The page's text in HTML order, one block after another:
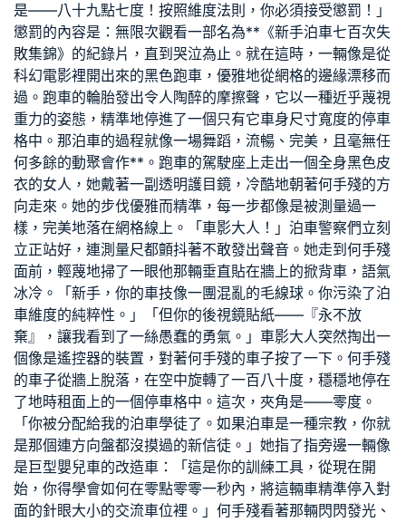
是——八十九點七度！按照維度法則，你必須接受懲罰！」
懲罰的內容是：無限次觀看一部名為**《新手泊車七百次失
敗集錦》的紀錄片，直到哭泣為止。就在這時，一輛像是從
科幻電影裡開出來的黑色跑車，優雅地從網格的邊緣漂移而
過。跑車的輪胎發出令人陶醉的摩擦聲，它以一種近乎蔑視
重力的姿態，精準地停進了一個只有它車身尺寸寬度的停車
格中。那泊車的過程就像一場舞蹈，流暢、完美，且毫無任
何多餘的動聚會作**。跑車的駕駛座上走出一個全身黑色皮
衣的女人，她戴著一副透明護目鏡，冷酷地朝著何手殘的方
向走來。她的步伐優雅而精準，每一步都像是被測量過一
樣，完美地落在網格線上。「車影大人！」泊車警察們立刻
立正站好，連測量尺都顫抖著不敢發出聲音。她走到何手殘
面前，輕蔑地掃了一眼他那輛垂直貼在牆上的掀背車，語氣
冰冷。「新手，你的車技像一團混亂的毛線球。你污染了泊
車維度的純粹性。」「但你的後視鏡貼紙——『永不放
棄』，讓我看到了一絲愚蠢的勇氣。」車影大人突然掏出一
個像是遙控器的裝置，對著何手殘的車子按了一下。何手殘
的車子從牆上脫落，在空中旋轉了一百八十度，穩穩地停在
了地時租 面上的一個停車格中。這次，夾角是——零度。
「你被分配給我的泊車學徒了。如果泊車是一種宗教，你就
是那個連方向盤都沒摸過的新信徒。」她指了指旁邊一輛像
是巨型嬰兒車的改造車：「這是你的訓練工具，從現在開
始，你得學會如何在零點零零一秒內，將這輛車精準停入對
面的針眼大小的交流車位裡。」何手殘看著那輛閃閃發光、